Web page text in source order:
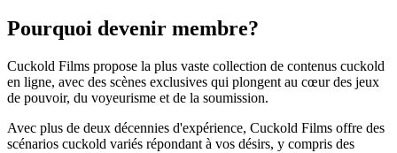
Pourquoi devenir membre?
Cuckold Films propose la plus vaste collection de contenus cuckold
en ligne, avec des scènes exclusives qui plongent au cœur des jeux
de pouvoir, du voyeurisme et de la soumission.
Avec plus de deux décennies d'expérience, Cuckold Films offre des
scénarios cuckold variés répondant à vos désirs, y compris des